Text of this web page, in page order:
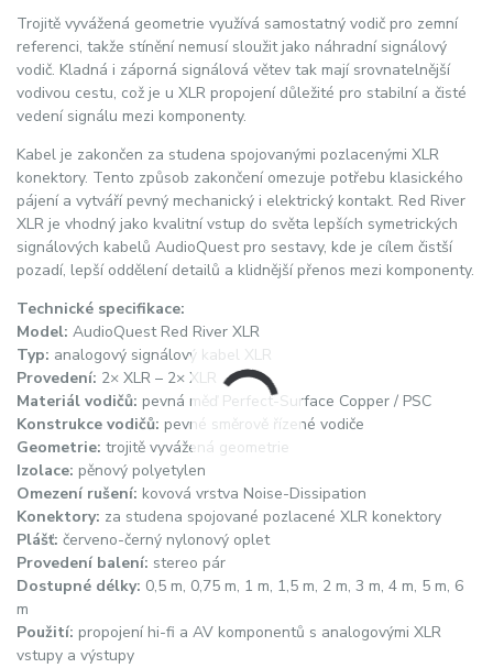
Trojitě vyvážená geometrie využívá samostatný vodič pro zemní
referenci, takže stínění nemusí sloužit jako náhradní signálový
vodič. Kladná i záporná signálová větev tak mají srovnatelnější
vodivou cestu, což je u XLR propojení důležité pro stabilní a čisté
vedení signálu mezi komponenty.
Kabel je zakončen za studena spojovanými pozlacenými XLR
konektory. Tento způsob zakončení omezuje potřebu klasického
pájení a vytváří pevný mechanický i elektrický kontakt. Red River
XLR je vhodný jako kvalitní vstup do světa lepších symetrických
signálových kabelů AudioQuest pro sestavy, kde je cílem čistší
pozadí, lepší oddělení detailů a klidnější přenos mezi komponenty.
Technické specifikace:
Model: AudioQuest Red River XLR
Typ: analogový signálový kabel XLR
Provedení: 2× XLR – 2× XLR
Materiál vodičů: pevná měď Perfect-Surface Copper / PSC
Konstrukce vodičů: pevné směrově řízené vodiče
Geometrie: trojitě vyvážená geometrie
Izolace: pěnový polyetylen
Omezení rušení: kovová vrstva Noise-Dissipation
Konektory: za studena spojované pozlacené XLR konektory
Plášť: červeno-černý nylonový oplet
Provedení balení: stereo pár
Dostupné délky: 0,5 m, 0,75 m, 1 m, 1,5 m, 2 m, 3 m, 4 m, 5 m, 6
m
Použití: propojení hi-fi a AV komponentů s analogovými XLR
vstupy a výstupy